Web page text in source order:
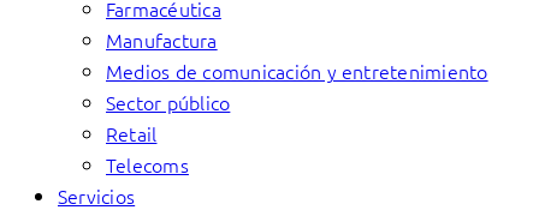
Farmacéutica
Manufactura
Medios de comunicación y entretenimiento
Sector público
Retail
Telecoms
Servicios